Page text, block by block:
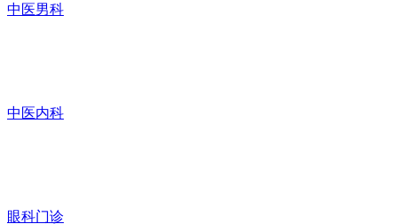
中医男科
中医内科
眼科门诊